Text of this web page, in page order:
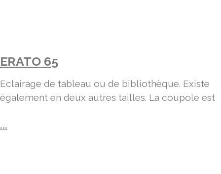
ERATO 65
Eclairage de tableau ou de bibliothèque. Existe
également en deux autres tailles. La coupole est
...